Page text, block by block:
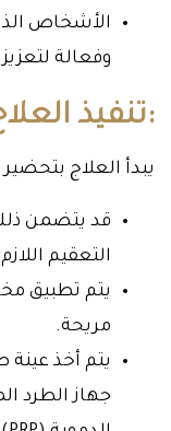
الأشخاص
وفعالة
:تنفيذ
يبدأ العلاج
قد يتضمن
التعقيم
يتم تطبيق
مريحة.
يتم أخذ
جهاز الطرد